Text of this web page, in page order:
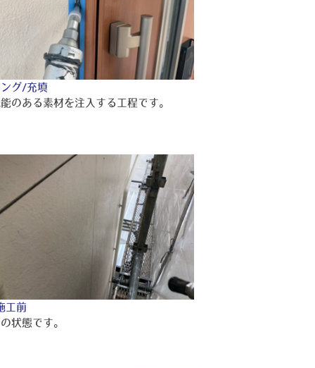
グ/充填
のある素材を注入する工程です。
工前
状態です。